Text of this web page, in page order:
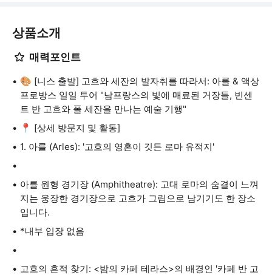
상품소개
매력포인트
🎨 [니스 출발] 고흐와 세잔의 발자취를 따라서: 아를 & 액상
프로방스 일일 투어 "남프랑스의 빛에 매료된 거장들, 빈센
트 반 고흐와 폴 세잔을 만나는 예술 기행"
📍 [상세 방문지 및 활동]
1. 아를 (Arles): '고흐의 영혼이 깃든 로마 유적지'
아를 원형 경기장 (Amphitheatre): 고대 로마의 숨결이 느껴
지는 웅장한 경기장으로 고흐가 그림으로 남기기도 한 장소
입니다.
*내부 입장 없음
고흐의 흔적 찾기: <밤의 카페 테라스>의 배경인 '카페 반 고